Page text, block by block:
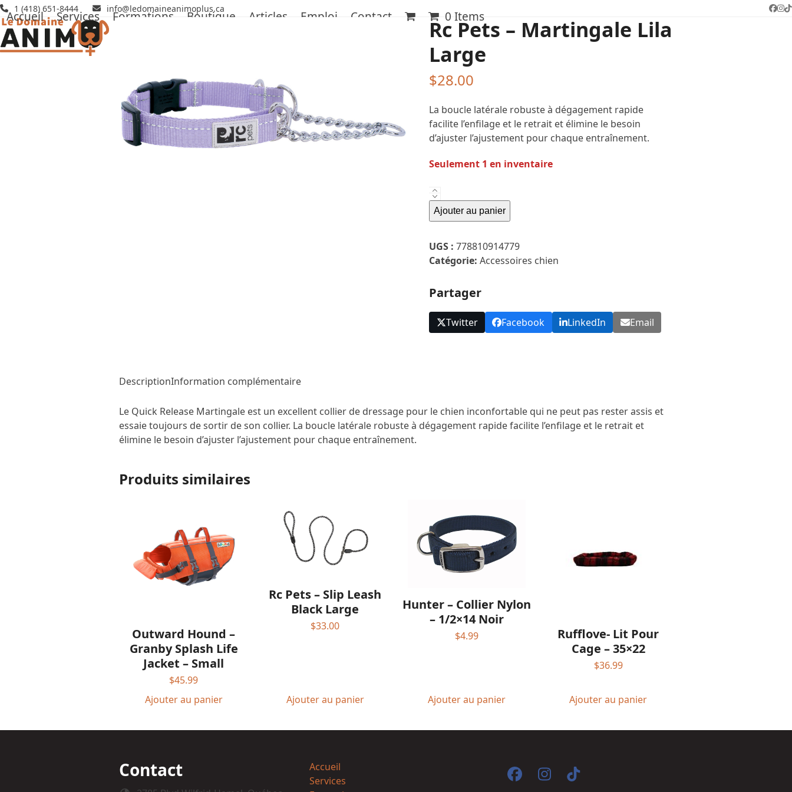
Skip
to
content
1 (418) 651-8444 info@ledomaineanimoplus.ca
Accueil Services Formations Boutique Articles Emploi Contact 0 Items
Rc Pets – Martingale Lila
Large
$28.00
La boucle latérale robuste à dégagement rapide
facilite l’enfilage et le retrait et élimine le besoin
d’ajuster l’ajustement pour chaque entraînement.
Seulement 1 en inventaire
quantité
de
Rc
-
Martingale
Large
Ajouter au panier
UGS :778810914779
Catégorie:Accessoires chien
Partager
Twitter Facebook LinkedIn Email
DescriptionInformation complémentaire
Le Quick Release Martingale est un excellent collier de dressage pour le chien inconfortable qui ne peut pas rester assis et
essaie toujours de sortir de son collier. La boucle latérale robuste à dégagement rapide facilite l’enfilage et le retrait et
élimine le besoin d’ajuster l’ajustement pour chaque entraînement.
Produits similaires
Outward Hound –
Granby Splash Life
Jacket – Small
$45.99
Ajouter au panier
Rc Pets – Slip Leash
Black Large
$33.00
Ajouter au panier
Hunter – Collier Nylon
– 1/2×14 Noir
$4.99
Ajouter au panier
Rufflove- Lit Pour
Cage – 35×22
$36.99
Ajouter au panier
Contact
Accueil
Services
Facebook
Instagram
Tiktok